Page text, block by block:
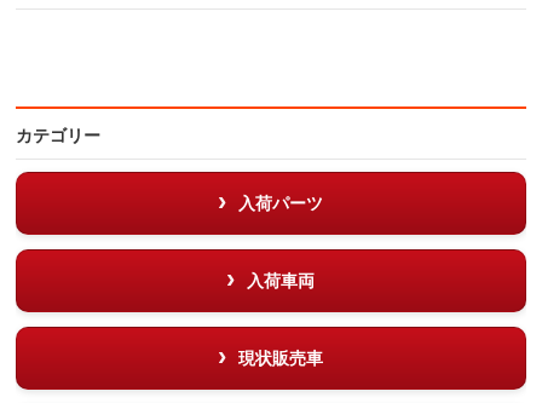
カテゴリー
入荷パーツ
入荷車両
現状販売車